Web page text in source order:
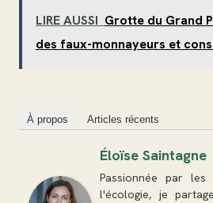
LIRE AUSSI Grotte du Grand
des faux-monnayeurs et
À propos Articles récents
Éloïse Saintagne
Passionnée par
l'écologie, je